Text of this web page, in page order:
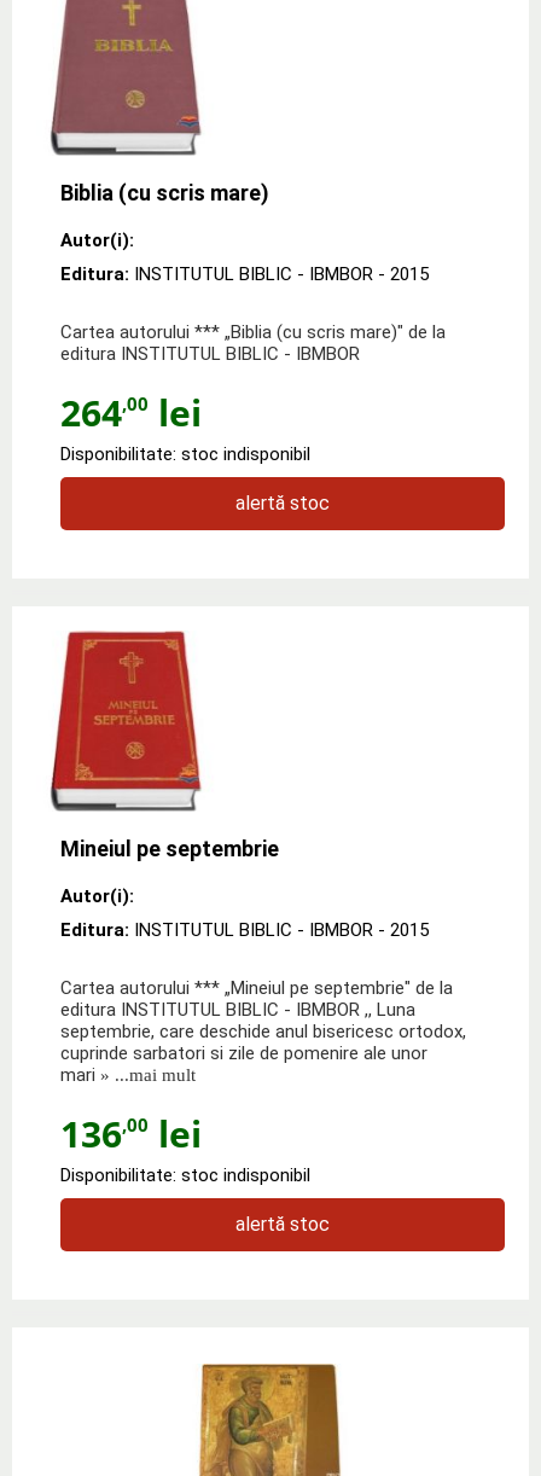
Biblia (cu scris mare)
Autor(i):
Editura: INSTITUTUL BIBLIC - IBMBOR - 2015
Cartea autorului *** „Biblia (cu scris mare)" de la
editura INSTITUTUL BIBLIC - IBMBOR
264,00 lei
Disponibilitate: stoc indisponibil
alertă stoc
Mineiul pe septembrie
Autor(i):
Editura: INSTITUTUL BIBLIC - IBMBOR - 2015
Cartea autorului *** „Mineiul pe septembrie" de la
editura INSTITUTUL BIBLIC - IBMBOR ,, Luna
septembrie, care deschide anul bisericesc ortodox,
cuprinde sarbatori si zile de pomenire ale unor
mari » ...mai mult
136,00 lei
Disponibilitate: stoc indisponibil
alertă stoc